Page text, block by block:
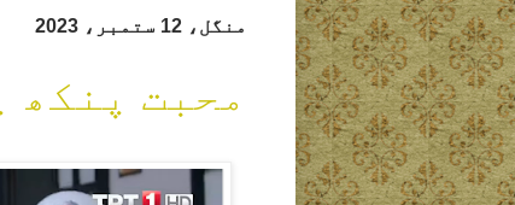
منگل، 12 ستمبر، 2023
محبت پنکھ